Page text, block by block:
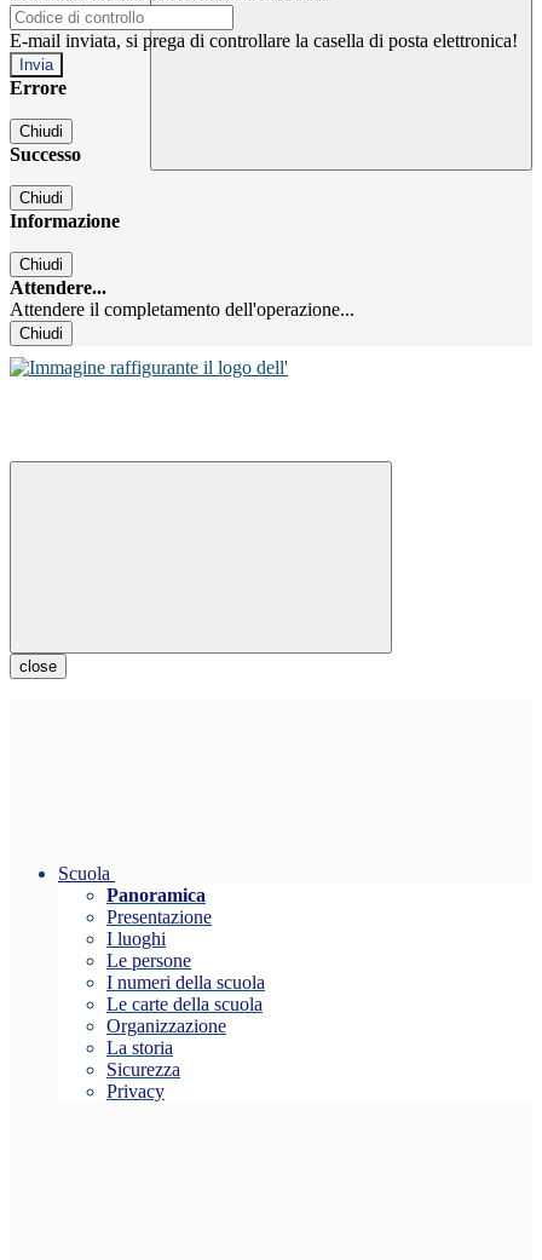
E-mail inviata, si prega di controllare la casella di posta elettronica!
Errore
Chiudi
Successo
Chiudi
Informazione
Chiudi
Attendere...
Attendere il completamento dell'operazione...
Chiudi
close
Scuola
Panoramica
Presentazione
I luoghi
Le persone
I numeri della scuola
Le carte della scuola
Organizzazione
La storia
Sicurezza
Privacy